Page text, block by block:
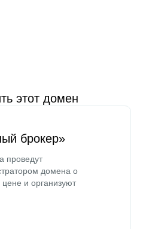
этот домен
брокер»
проведут
домена о
и организуют